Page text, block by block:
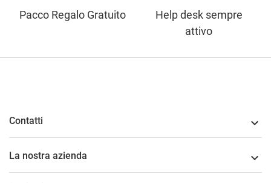
Pacco Regalo Gratuito
Help desk sempre
attivo
Contatti 
La nostra azienda 